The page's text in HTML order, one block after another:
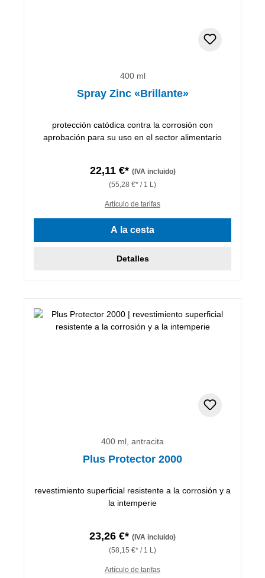
400 ml
Spray Zinc «Brillante»
protección catódica contra la corrosión con
aprobación para su uso en el sector alimentario
22,11 €* (IVA incluido)
(55,28 €* / 1 L)
Artículo de tarifas
A la cesta
Detalles
400 ml, antracita
Plus Protector 2000
revestimiento superficial resistente a la corrosión y a
la intemperie
23,26 €* (IVA incluido)
(58,15 €* / 1 L)
Artículo de tarifas